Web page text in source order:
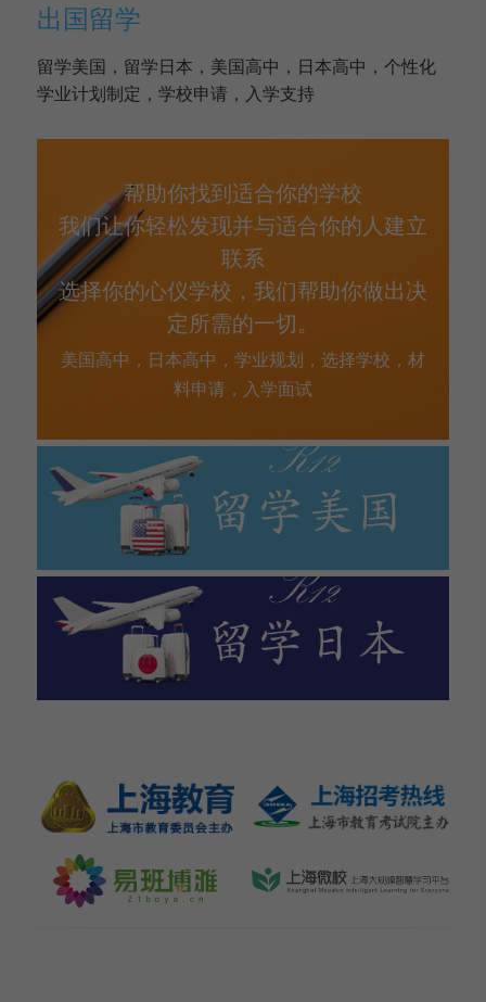
出国留学
留学美国，留学日本，美国高中，日本高中，个性化
学业计划制定，学校申请，入学支持
帮助你找到适合你的学校
我们让你轻松发现并与适合你的人建立
联系
选择你的心仪学校，我们帮助你做出决
定所需的一切。
美国高中，日本高中，学业规划，选择学校，材
料申请，入学面试